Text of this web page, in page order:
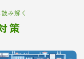
み解く
策